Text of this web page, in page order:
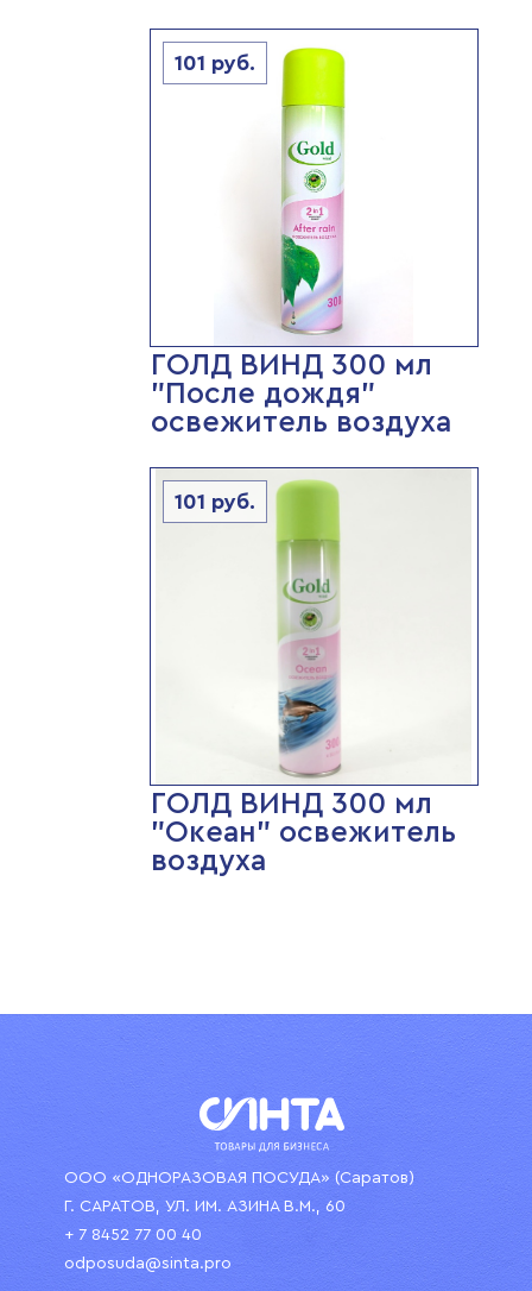
101 руб.
ГОЛД ВИНД 300 мл
"После дождя"
освежитель воздуха
101 руб.
ГОЛД ВИНД 300 мл
"Океан" освежитель
воздуха
ООО «ОДНОРАЗОВАЯ ПОСУДА» (Саратов)
Г. САРАТОВ, УЛ. ИМ. АЗИНА В.М., 60
+ 7 8452 77 00 40
odposuda@sinta.pro